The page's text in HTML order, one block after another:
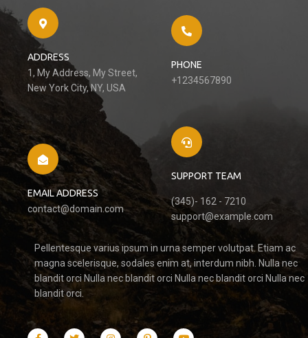
ADDRESS
1, My Address, My Street,
New York City, NY, USA
PHONE
+1234567890
EMAIL ADDRESS
contact@domain.com
SUPPORT TEAM
(345)- 162 - 7210
support@example.com
Pellentesque varius ipsum in urna semper volutpat. Etiam ac
magna scelerisque, sodales enim at, interdum nibh. Nulla nec
blandit orci Nulla nec blandit orci Nulla nec blandit orci Nulla nec
blandit orci.